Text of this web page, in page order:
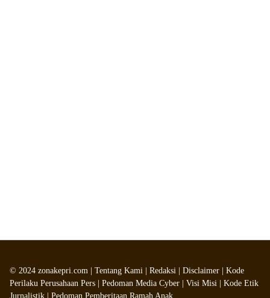
© 2024 zonakepri.com | Tentang Kami Redaksi Disclaimer
Kode
Perilaku Perusahaan Pers
Pedoman Media Cyber Visi Misi
Kode Etik
Jurnalistik
Pedoman Pemberitaan Ramah Anak